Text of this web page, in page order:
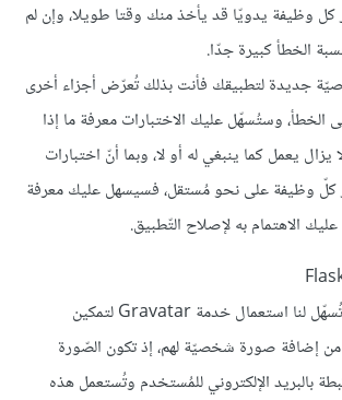
كل وظيفة يدويّا قد يأخذ منك وقتا طويلا، وإن لم
الخطأ كبيرة جدّا.
جديدة لتطبيقك فأنت بذلك تُعرّض أجزاء أخرى
الخطأ، وستُسهّل عليك الاختبارات معرفة ما إذا
يزال يعمل كما ينبغي له أو لا، وبما أنّ اختبارات
كلّ وظيفة على نحو مُستقل، فسيسهل عليك معرفة
الاهتمام به لإصلاح التّطبيق.
هذه الإضافة تُسهّل لنا استعمال خدمة Gravatar لتمكين
إضافة صورة شخصيّة لهم، إذ تكون الصّورة
بالبريد الإلكتروني للمُستخدم وتُستعمل هذه